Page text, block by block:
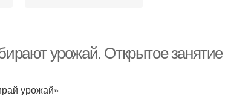
урожай. Открытое
урожай»